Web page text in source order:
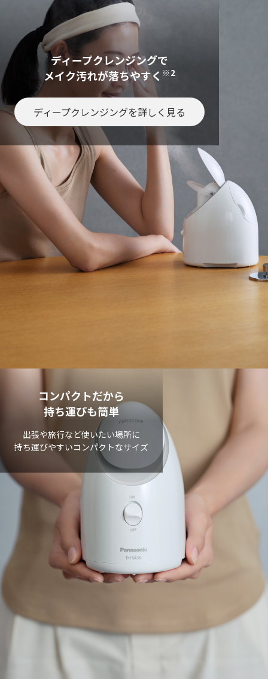
ディープクレンジングで
メイク汚れが落ちやすく ※2
ディープクレンジングを詳しく見る
コンパクトだから
持ち運びも簡単
出張や旅行など使いたい場所に
持ち運びやすいコンパクトなサイズ